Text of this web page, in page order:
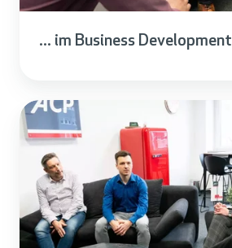
... im Business Development